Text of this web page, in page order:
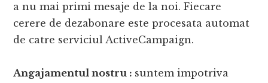
a nu mai primi mesaje de la noi. Fiecare
cerere de dezabonare este procesata automat
de catre serviciul ActiveCampaign.
Angajamentul nostru : suntem impotriva